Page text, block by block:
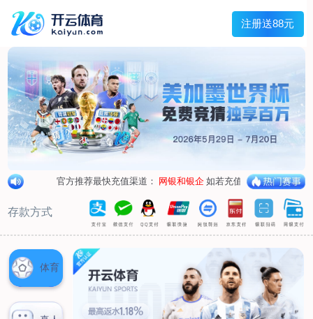
Menu
网站首页
关于我们
产品中心
荣誉资质
厂区设备
人才招聘
新闻中心
销售网点